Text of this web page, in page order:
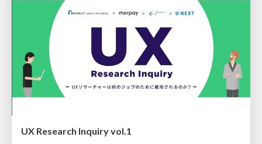
UX Research Inquiry vol.1